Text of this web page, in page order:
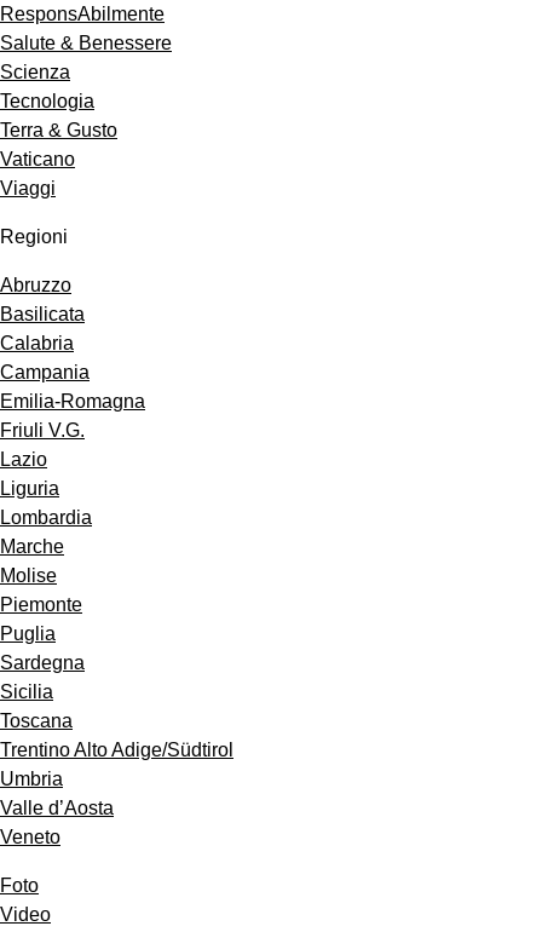
ResponsAbilmente
Salute & Benessere
Scienza
Tecnologia
Terra & Gusto
Vaticano
Viaggi
Regioni
Abruzzo
Basilicata
Calabria
Campania
Emilia-Romagna
Friuli V.G.
Lazio
Liguria
Lombardia
Marche
Molise
Piemonte
Puglia
Sardegna
Sicilia
Toscana
Trentino Alto Adige/Südtirol
Umbria
Valle d’Aosta
Veneto
Foto
Video